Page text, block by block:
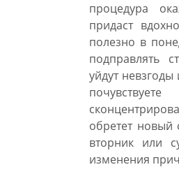
процедура
придаст
полезно в
подправлять
уйдут
обретет
вторник или
изменения